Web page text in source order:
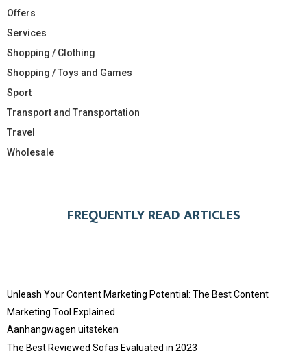
Offers
Services
Shopping / Clothing
Shopping / Toys and Games
Sport
Transport and Transportation
Travel
Wholesale
FREQUENTLY READ ARTICLES
Unleash Your Content Marketing Potential: The Best Content
Marketing Tool Explained
Aanhangwagen uitsteken
The Best Reviewed Sofas Evaluated in 2023